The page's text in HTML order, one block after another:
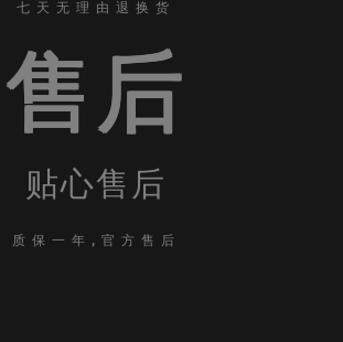
七天无理由退换货
售后
贴心售后
质保一年,官方售后